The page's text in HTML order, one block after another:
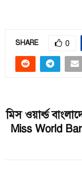
SHARE 0
মিস ওয়ার্ল্ড
Miss World